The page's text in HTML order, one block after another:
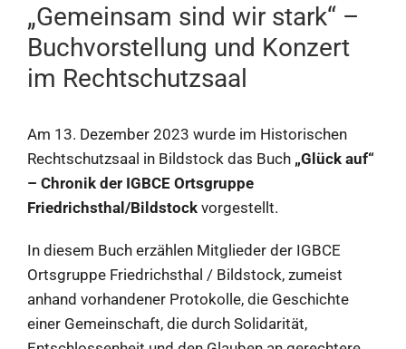
„Gemeinsam sind wir stark“ –
Buchvorstellung und Konzert
im Rechtschutzsaal
Am 13. Dezember 2023 wurde im Historischen
Rechtschutzsaal in Bildstock das Buch „Glück auf“
– Chronik der IGBCE Ortsgruppe
Friedrichsthal/Bildstockvorgestellt.
In diesem Buch erzählen Mitglieder der IGBCE
Ortsgruppe Friedrichsthal / Bildstock, zumeist
anhand vorhandener Protokolle, die Geschichte
einer Gemeinschaft, die durch Solidarität,